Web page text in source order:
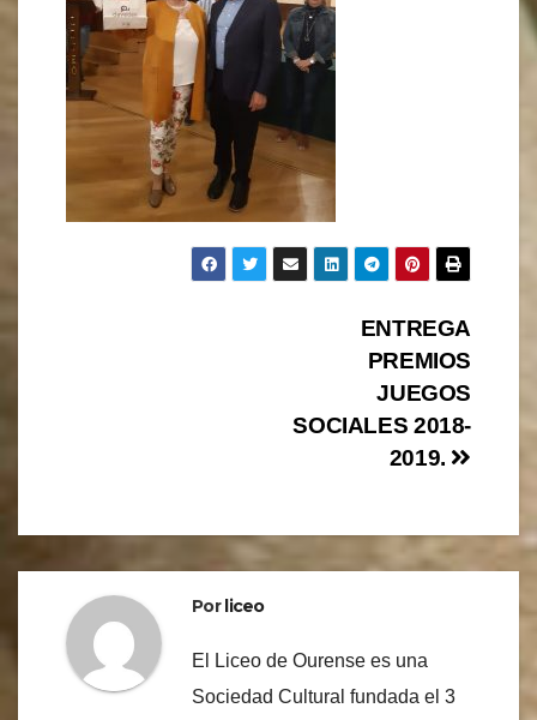
ENTREGA
PREMIOS
JUEGOS
SOCIALES 2018-
2019.
Porliceo
El Liceo de Ourense es una
Sociedad Cultural fundada el 3